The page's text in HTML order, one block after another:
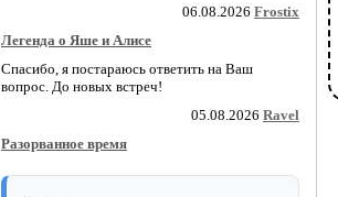
06.08.2026 Frostix
Легенда о Яше и Алисе
Спасибо, я постараюсь ответить на Ваш
вопрос. До новых встреч!
05.08.2026 Ravel
Разорванное время